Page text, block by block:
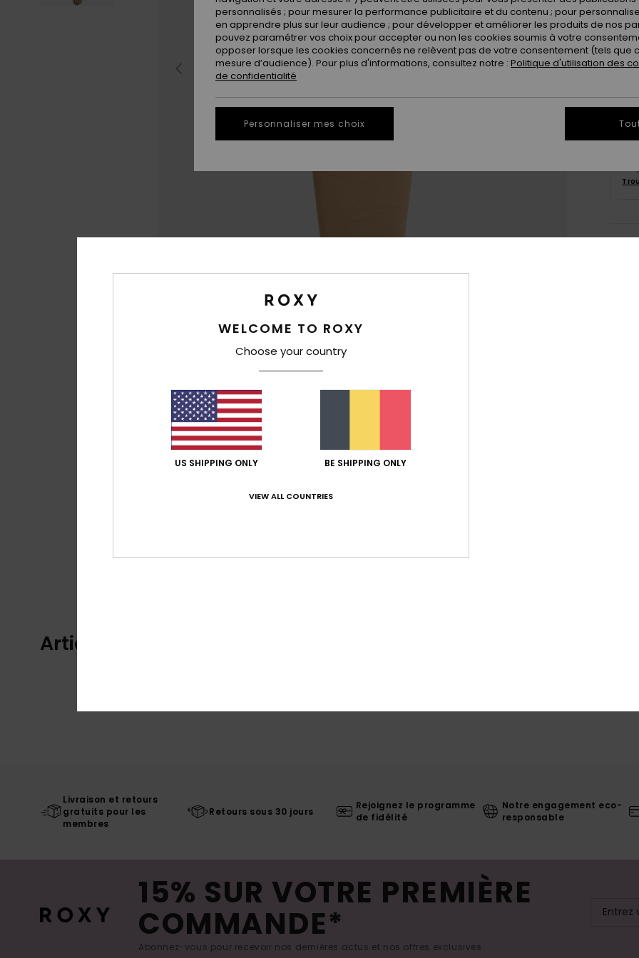
Articles vus récemment
Livraison et retours
gratuits pour les
membres
Retours sous 30 jours
Rejoignez le programme
de fidélité
Notre engagement eco-
responsable
15% SUR VOTRE PREMIÈRE
COMMANDE*
Abonnez-vous pour recevoir nos dernières actus et nos offres exclusives.
WELCOME TO ROXY
Choose your country
US SHIPPING ONLY BE SHIPPING ONLY
VIEW ALL COUNTRIES
personnalisés ; pour mesurer la performance publicitaire et du contenu ; pour
en apprendre plus sur leur audience ; pour développer et améliorer les produits de nos
pouvez paramétrer vos choix pour accepter ou non les cookies soumis à votre
opposer lorsque les cookies concernés ne relèvent pas de votre consentement (tels que
mesure d’audience). Pour plus d'informations, consultez notre : Politique d'utilisation des
de confidentialité
Personnaliser mes choix